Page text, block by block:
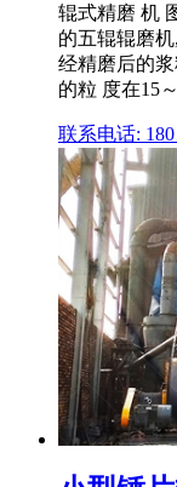
辊式精磨 机
的五辊辊磨
经精磨后的
的粒 度在15
联系电话: 180